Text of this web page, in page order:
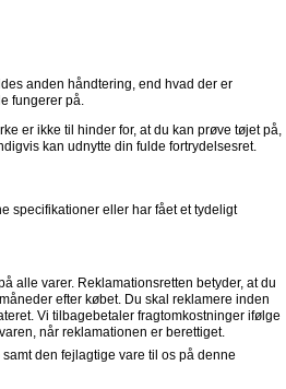
anden håndtering, end hvad der er
fungerer på.
er ikke til hinder for, at du kan prøve tøjet på,
kan udnytte din fulde fortrydelsesret.
specifikationer eller har fået et tydeligt
alle varer. Reklamationsretten betyder, at du
efter købet. Du skal reklamere inden
Vi tilbagebetaler fragtomkostninger ifølge
når reklamationen er berettiget.
den fejlagtige vare til os på denne